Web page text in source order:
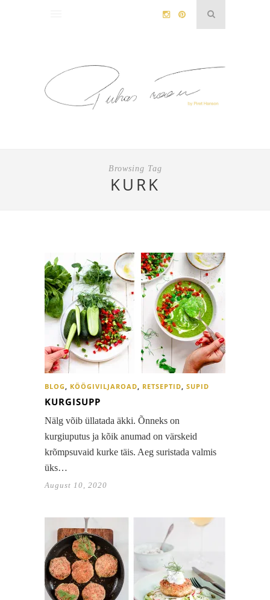
Browsing Tag
KURK
BLOG, KÖÖGIVILJAROAD, RETSEPTID, SUPID
KURGISUPP
Nälg võib üllatada äkki. Õnneks on
kurgiuputus ja kõik anumad on värskeid
krõmpsuvaid kurke täis. Aeg suristada valmis
üks…
August 10, 2020